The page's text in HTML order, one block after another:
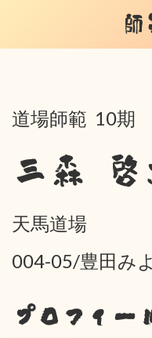
道場師範 10期
三森 啓
天馬道場
004-05/豊田み
プロフィー